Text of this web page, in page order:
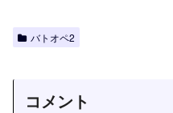
バトオペ2
コメント